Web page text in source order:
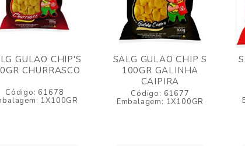
GULAO CHIP'S
CHURRASCO
Código: 61678
1X100GR
SALG GULAO CHIP S
100GR GALINHA
CAIPIRA
Código: 61677
Embalagem: 1X100GR